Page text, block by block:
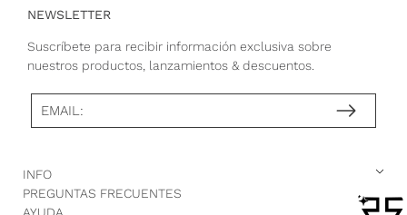
NEWSLETTER
Suscríbete para recibir información exclusiva sobre
nuestros productos, lanzamientos & descuentos.
EMAIL:
INFO
PREGUNTAS FRECUENTES
AYUDA